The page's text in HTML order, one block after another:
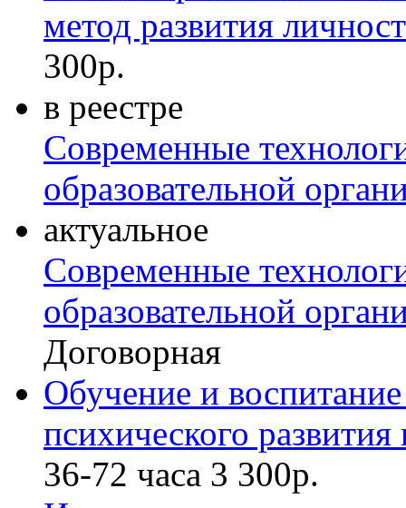
метод развития
300р.
в реестре
Современные
образовательной
актуальное
Современные
образовательной
Договорная
Обучение и
психического
36-72 часа 3 300р.